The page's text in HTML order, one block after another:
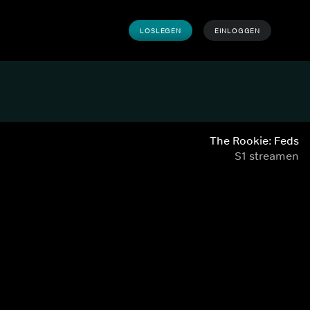
LOSLEGEN EINLOGGEN
The Rookie: Feds
S1 streamen